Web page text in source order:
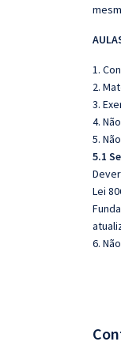
1.
2.
3.
4.
5.
5.1
Lei
6.